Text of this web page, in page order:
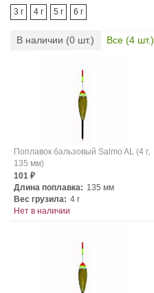
3 г
4 г 5 г 6 г
В наличии (0 шт.) Все (4 шт.)
Поплавок бальзовый Salmo AL (4 г,
135 мм)
101 ₽
Длина поплавка: 135 мм
Вес грузила: 4 г
Нет в наличии